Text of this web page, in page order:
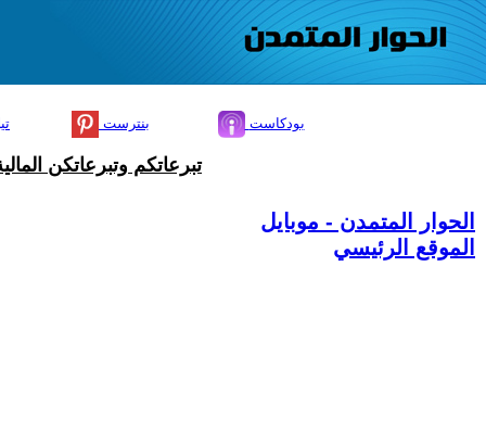
بنترست بودكاست
تبرعاتكم وتبرعاتكن
الحوار المتمدن - موبايل
الموقع الرئيسي